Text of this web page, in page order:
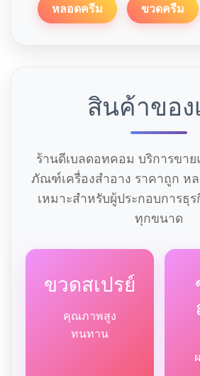
หลอดครีม ขวดครีม
สินค้าของ
ร้านดีเบลดอทคอม บริการขาย
ภัณฑ์เครื่องสำอาง ราคาถูก ห
เหมาะสำหรับผู้ประกอบการธุร
ทุกขนาด
ขวดสเปรย์
คุณภาพสูง
ทนทาน